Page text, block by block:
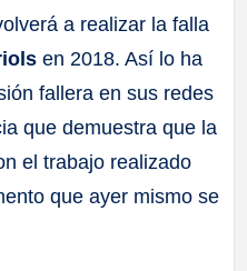
a realizar la falla
en 2018. Así lo ha
fallera en sus redes
que demuestra que la
el trabajo realizado
que ayer mismo se